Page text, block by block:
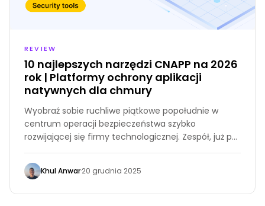
REVIEW
10 najlepszych narzędzi CNAPP na 2026
rok | Platformy ochrony aplikacji
natywnych dla chmury
Wyobraź sobie ruchliwe piątkowe popołudnie w
centrum operacji bezpieczeństwa szybko
rozwijającej się firmy technologicznej. Zespół, już po
powiadomieniem, a ich ekrany migają z
'krytycznymi' problemami, które wymagają
Khul Anwar·20 grudnia 2025